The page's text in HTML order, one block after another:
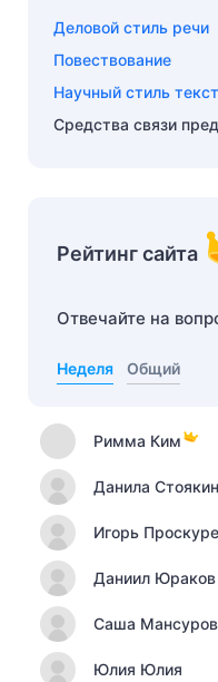
Деловой стиль речи
Повествование
Научный стиль
Средства связи
Рейтинг сайта
Отвечайте на
Неделя Общий
Римма Ким
Данила Стоякин
Игорь
Даниил Юраков
Саша Мансуров
Юлия Юлия